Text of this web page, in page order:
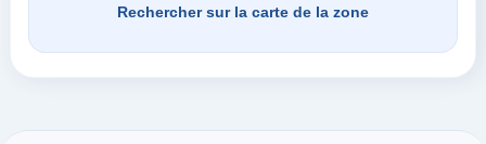
Rechercher sur la carte de la zone